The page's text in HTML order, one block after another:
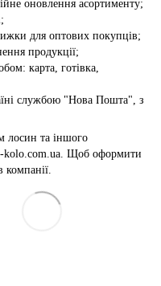
оновлення асортименту;
для оптових покупців;
продукції;
карта, готівка,
службою "Нова Пошта", з
лосин та іншого
kolo.com.ua. Щоб оформити
компанії.